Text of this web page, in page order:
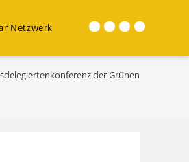
Netzwerk Website-
Sucheder Grünen